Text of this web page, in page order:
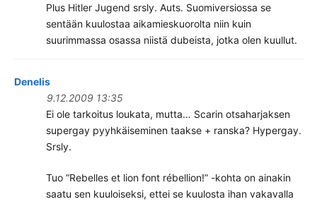
Plus Hitler Jugend srsly. Auts. Suomiversiossa se
sentään kuulostaa aikamieskuorolta niin kuin
suurimmassa osassa niistä dubeista, jotka olen kuullut.
Denelis
9.12.2009 13:35
Ei ole tarkoitus loukata, mutta… Scarin otsaharjaksen
supergay pyyhkäiseminen taakse + ranska? Hypergay.
Srsly.
Tuo ”Rebelles et lion font rébellion!” -kohta on ainakin
saatu sen kuuloiseksi, ettei se kuulosta ihan vakavalla